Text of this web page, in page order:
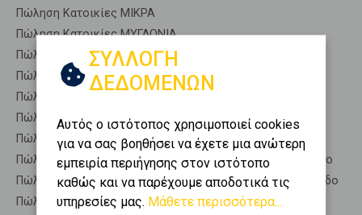
Πώληση Κατοικίες ΜΙΚΡΑ
Πώληση Κατοικίες ΜΥΓΔΟΝΙΑ
Πώληση Κατοικίες ΧΑΛΑΣΤΡΑ
Πώληση Αποθήκες ΒΑΣΙΛΙΚΑ - Μονοπήγαδο
Πώληση Γκαρσονιέρες ΒΑΣΙΛΙΚΑ - Μονοπήγαδο
Πώληση Διαμερίσματα ΒΑΣΙΛΙΚΑ - Μονοπήγαδο
Πώληση Κτίρια ΒΑΣΙΛΙΚΑ - Μονοπήγαδο
Πώληση Μεζονέτες (ανεξάρτητη) ΒΑΣΙΛΙΚΑ - Μονοπήγαδο
Πώληση Μεζονέτες (εφαπτόμενη) ΒΑΣΙΛΙΚΑ - Μονοπήγαδο
Πώληση Μονοκατοικίες ΒΑΣΙΛΙΚΑ - Μονοπήγαδο
ΣΥΛΛΟΓΗ
ΔΕΔΟΜΕΝΩΝ
Αυτός ο ιστότοπος χρησιμοποιεί cookies
για να σας βοηθήσει να έχετε μια ανώτερη
εμπειρία περιήγησης στον ιστότοπο
καθώς και να παρέχουμε αποδοτικά τις
υπηρεσίες μας. Μάθετε περισσότερα...